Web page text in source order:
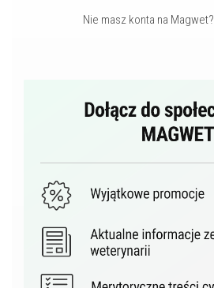
Nie masz konta na Magwet?